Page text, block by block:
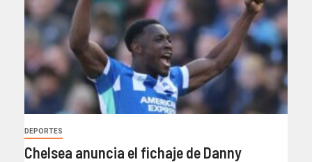
DEPORTES
Chelsea anuncia el fichaje de Danny